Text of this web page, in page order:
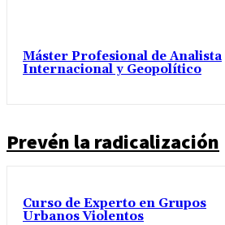
Máster Profesional de Analista
Internacional y Geopolítico
Prevén la radicalización
Curso de Experto en Grupos
Urbanos Violentos